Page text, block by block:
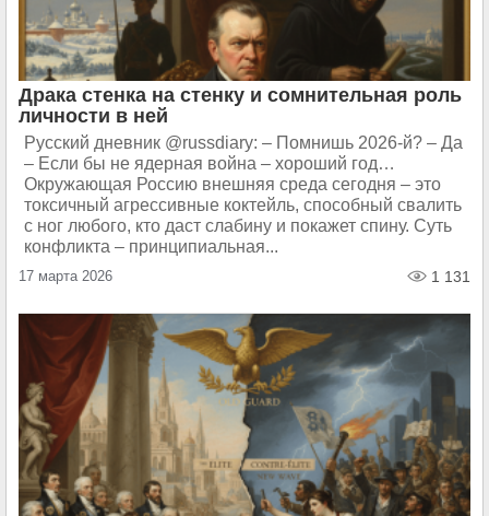
Драка стенка на стенку и сомнительная роль
личности в ней
Русский дневник @russdiary: – Помнишь 2026-й? – Да
– Если бы не ядерная война – хороший год…
Окружающая Россию внешняя среда сегодня – это
токсичный агрессивные коктейль, способный свалить
с ног любого, кто даст слабину и покажет спину. Суть
конфликта – принципиальная...
17 марта 2026 1 131